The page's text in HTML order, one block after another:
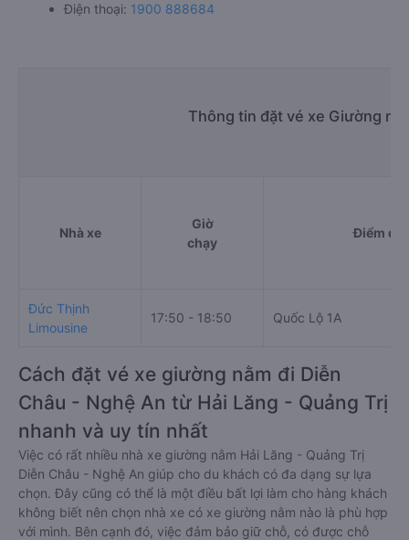
Điện thoại: 1900 888684
Thông tin đặt vé xe Giường
Nhà xe
Giờ
chạy
Điểm đi
Đức Thịnh
Limousine
17:50 - 18:50 Quốc Lộ 1A
Cách đặt vé xe giường nằm đi Diễn
Châu - Nghệ An từ Hải Lăng - Quảng Trị
nhanh và uy tín nhất
Việc có rất nhiều nhà xe giường nằm Hải Lăng - Quảng Trị
Diễn Châu - Nghệ An giúp cho du khách có đa dạng sự lựa
chọn. Đây cũng có thể là một điều bất lợi làm cho hàng khách
không biết nên chọn nhà xe có xe giường nằm nào là phù hợp
với mình. Bên cạnh đó, việc đảm bảo giữ chỗ, có được chỗ